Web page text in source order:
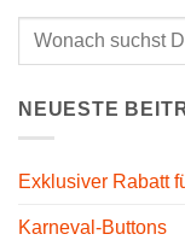
NEUESTE
Exklusiver Rabatt
Karneval-Buttons